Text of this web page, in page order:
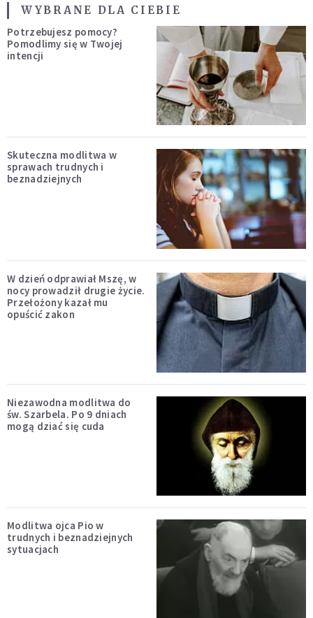
WYBRANE DLA CIEBIE
Potrzebujesz pomocy?
Pomodlimy się w Twojej
intencji
Skuteczna modlitwa w
sprawach trudnych i
beznadziejnych
W dzień odprawiał Mszę, w
nocy prowadził drugie życie.
Przełożony kazał mu
opuścić zakon
Niezawodna modlitwa do
św. Szarbela. Po 9 dniach
mogą dziać się cuda
Modlitwa ojca Pio w
trudnych i beznadziejnych
sytuacjach